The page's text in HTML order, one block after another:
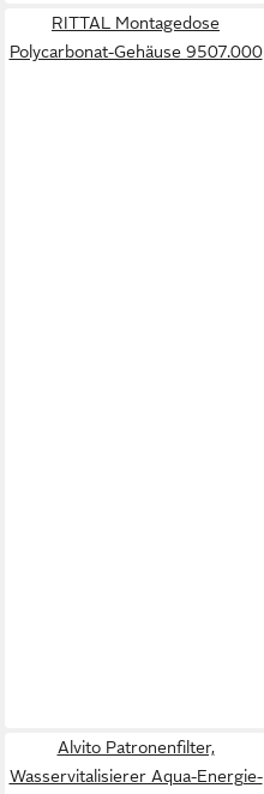
RITTAL Montagedose
Polycarbonat-Gehäuse 9507.000
Alvito Patronenfilter,
Wasservitalisierer Aqua-Energie-